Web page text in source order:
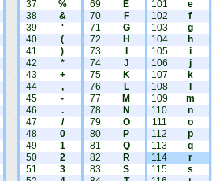
37
%
38
&
39
'
40
(
41
)
42
*
43
+
44
,
45
-
46
.
47
/
48
0
49
1
50
2
51
3
69
E
70
F
71
G
72
H
73
74
J
75
K
76
L
77
M
78
N
79
O
80
P
81
Q
82
R
83
S
101
e
102
f
103
g
104
h
105
i
106
j
107
k
108
109
m
110
n
111
o
112
p
113
q
114
r
115
s